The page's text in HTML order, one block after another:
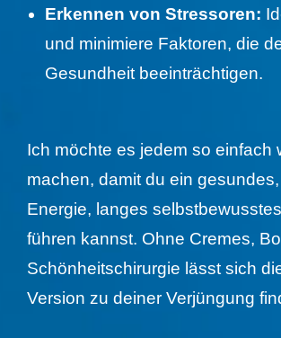
Erkennen von Stressoren:
und minimiere Faktoren, die
Gesundheit beeinträchtigen.
Ich möchte es jedem so einfach
machen, damit du ein
Energie, langes
führen kannst. Ohne Cremes,
Schönheitschirurgie lässt sich
Version zu deiner Verjüngung